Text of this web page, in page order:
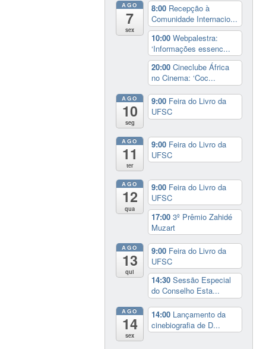
AGO
7
sex
8:00 Recepção à
Comunidade Internacio...
10:00Webpalestra:
‘Informações essenc...
20:00Cineclube África
no Cinema: ‘Coc...
AGO
10
seg
9:00 Feira do Livro da
UFSC
AGO
11
ter
9:00 Feira do Livro da
UFSC
AGO
12
qua
9:00 Feira do Livro da
UFSC
17:003º Prêmio Zahidé
Muzart
AGO
13
qui
9:00 Feira do Livro da
UFSC
14:30Sessão Especial
do Conselho Esta...
AGO
14
sex
14:00 Lançamento da
cinebiografia de D...